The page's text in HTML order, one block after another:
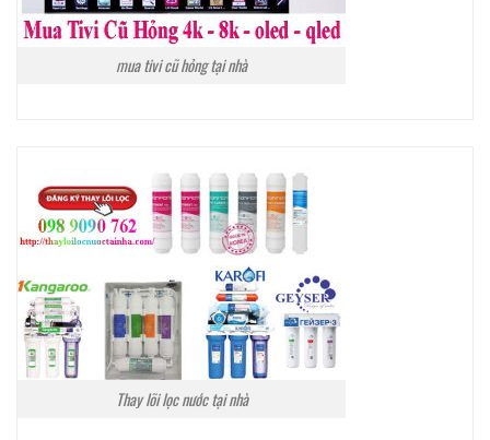
mua tivi cũ hỏng tại nhà
Thay lõi lọc nước tại nhà